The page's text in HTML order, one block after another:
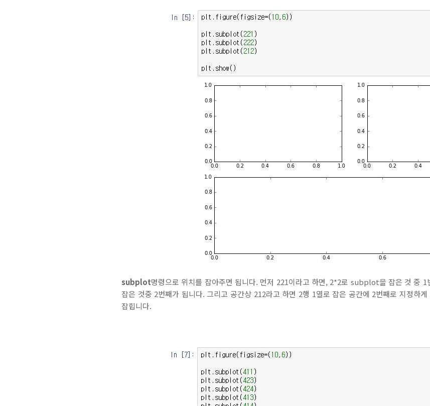
subplot명령으로 위치를 잡아주면 됩니다. 먼저 221이라고 하면, 2*2로 subplot을 잡은 것 중
잡은 것중 2번째가 됩니다. 그리고 공간상 212라고 하면 2행 1열로 잡은 공간에 2번째로 지정하
잡힙니다.